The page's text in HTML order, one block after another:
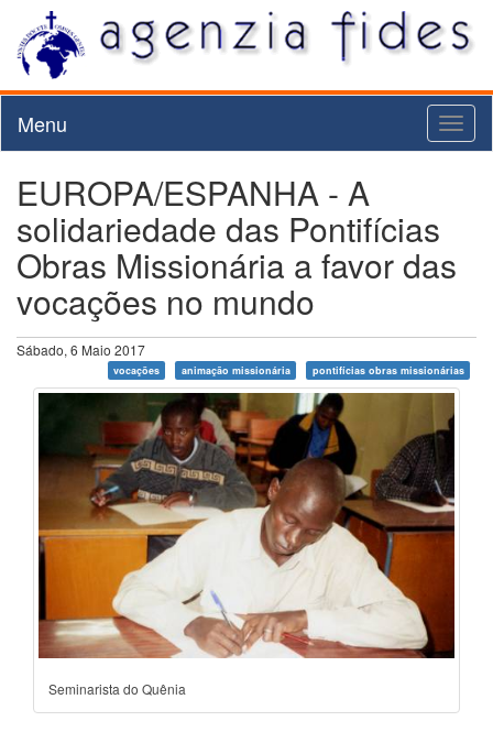
Menu
EUROPA/ESPANHA - A
solidariedade das Pontifícias
Obras Missionária a favor das
vocações no mundo
Sábado, 6 Maio 2017
vocações animação missionária pontifícias obras missionárias
Seminarista do Quênia